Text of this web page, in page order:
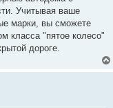
Учитывая ваше
марки, вы сможете
класса "пятое колесо"
дороге.